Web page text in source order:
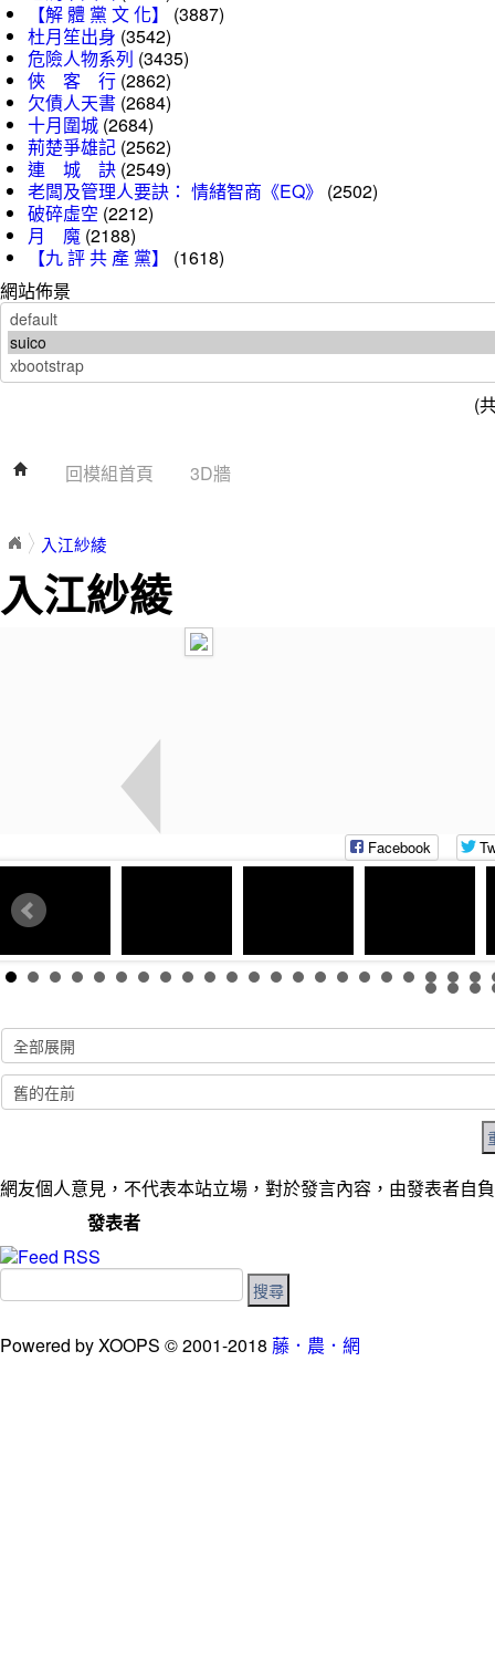
【解 體 黨 文 化】
(3887)
杜月笙出身 (3542)
危險人物系列 (3435)
俠 客 行 (2862)
欠債人天書 (2684)
十月圍城 (2684)
荊楚爭雄記 (2562)
連 城 訣 (2549)
老闆及管理人要訣： 情緒智商《EQ》 (2502)
破碎虛空 (2212)
月 魔 (2188)
【九 評 共 產 黨】
(1618)
網站佈景
(
回模組首頁 3D牆
入江紗綾
入江紗綾
Facebook
網友個人意見，不代表本站立場，對於發言內容，由發表者自
發表者
Powered by XOOPS © 2001-2018 藤．農．網